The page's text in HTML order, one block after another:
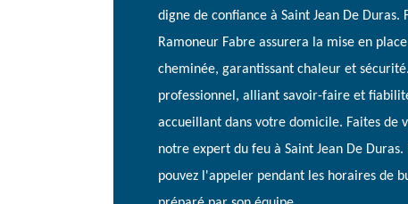
digne de confiance à Saint Jean De
Ramoneur Fabre assurera la mise en
cheminée, garantissant chaleur et
professionnel, alliant savoir-faire et
accueillant dans votre domicile. Faites de
notre expert du feu à Saint Jean De
pouvez l'appeler pendant les horaires de